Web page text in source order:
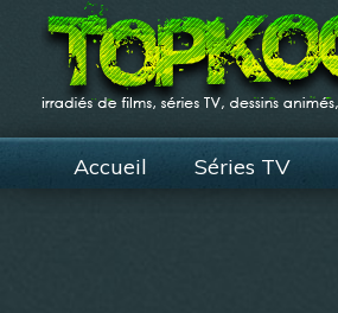
Accueil Séries TV